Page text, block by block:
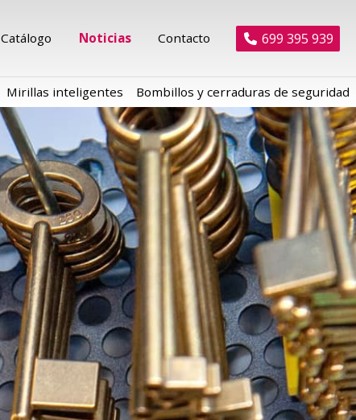
Catálogo Noticias Contacto 699 395 939
Mirillas inteligentes Bombillos y cerraduras de seguridad